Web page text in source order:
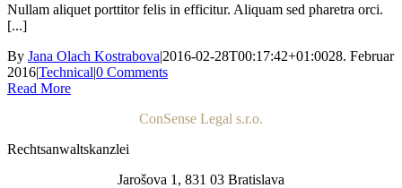
Nullam aliquet porttitor felis in efficitur. Aliquam sed pharetra orci.
[...]
By Jana Olach Kostrabova|2016-02-28T00:17:42+01:0028. Februar
2016|Technical|0 Comments
Read More
ConSense Legal s.r.o.
Rechtsanwaltskanzlei
Jarošova 1, 831 03 Bratislava